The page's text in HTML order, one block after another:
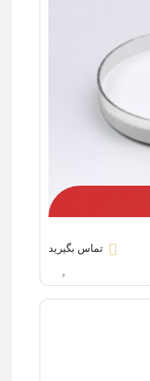
تماس بگیرید